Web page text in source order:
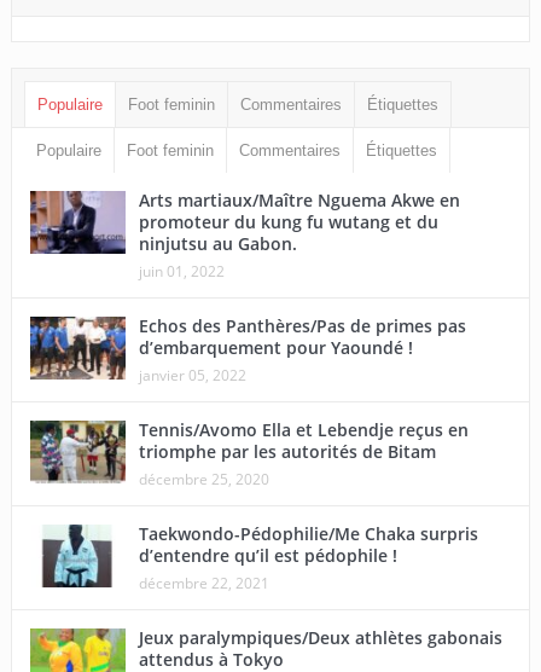
Populaire Foot feminin Commentaires Étiquettes
Populaire Foot feminin Commentaires Étiquettes
Arts martiaux/Maître Nguema Akwe en
promoteur du kung fu wutang et du
ninjutsu au Gabon.
juin 01, 2022
Echos des Panthères/Pas de primes pas
d’embarquement pour Yaoundé !
janvier 05, 2022
Tennis/Avomo Ella et Lebendje reçus en
triomphe par les autorités de Bitam
décembre 25, 2020
Taekwondo-Pédophilie/Me Chaka surpris
d’entendre qu’il est pédophile !
décembre 22, 2021
Jeux paralympiques/Deux athlètes gabonais
attendus à Tokyo